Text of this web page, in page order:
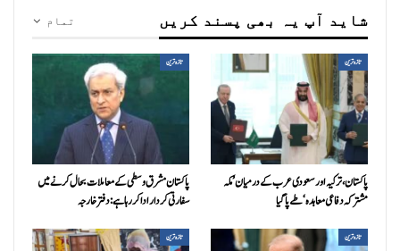
تمام شاید آپ یہ بھی پسند کریں
تازہ ترین
پاکستان، ترکیہ اور سعودی عرب کے درمیان ’مکہ
مشترکہ دفاعی معاہدہ‘ طے پا گیا
تازہ ترین
پاکستان مشرق وسطی کے معاملات بحال کرنے میں
سفارتی کردار ادا کررہا ہے: دفتر خارجہ
تازہ ترین تازہ ترین